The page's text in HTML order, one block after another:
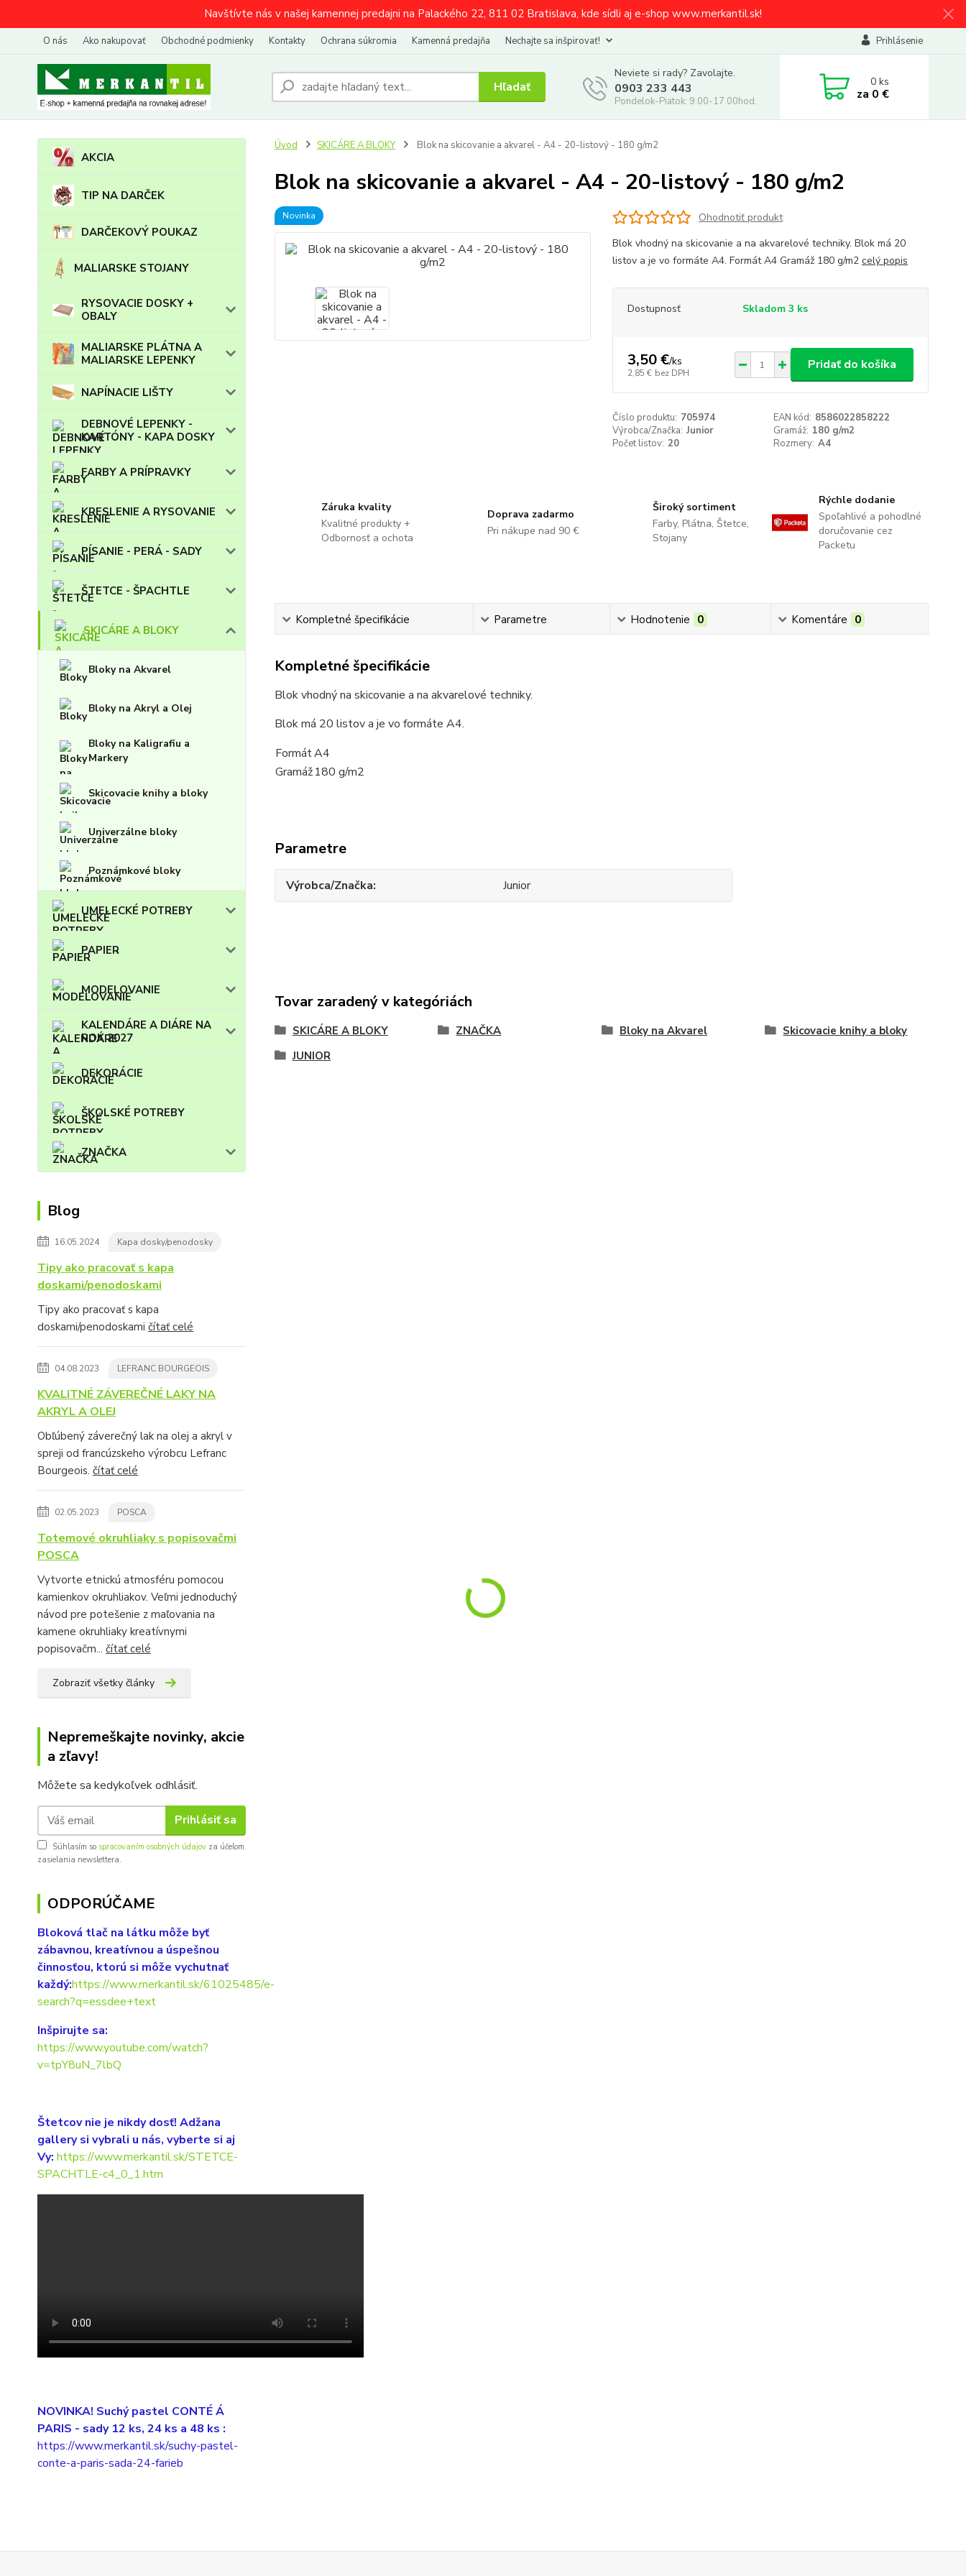
Navštívte nás v našej kamennej predajni na Palackého 22, 811 02 Bratislava, kde sídli aj e-shop www.merkantil.sk!
O nás Ako nakupovať Obchodné podmienky Kontakty Ochrana súkromia Kamenná predajňa Nechajte sa inšpirovať! Prihlásenie
Hľadať
Neviete si rady? Zavolajte.
0903 233 443
Pondelok-Piatok: 9.00-17.00hod.
0ks
za 0 €
AKCIA
TIP NA DARČEK
DARČEKOVÝ POUKAZ
MALIARSKE STOJANY
RYSOVACIE DOSKY +
OBALY
MALIARSKE PLÁTNA A
MALIARSKE LEPENKY
NAPÍNACIE LIŠTY
DEBNOVÉ LEPENKY -
KARTÓNY - KAPA DOSKY
FARBY A PRÍPRAVKY
KRESLENIE A RYSOVANIE
PÍSANIE - PERÁ - SADY
ŠTETCE - ŠPACHTLE
SKICÁRE A BLOKY
Bloky na Akvarel
Bloky na Akryl a Olej
Bloky na Kaligrafiu a
Markery
Skicovacie knihy a bloky
Univerzálne bloky
Poznámkové bloky
UMELECKÉ POTREBY
PAPIER
MODELOVANIE
KALENDÁRE A DIÁRE NA
ROK 2027
DEKORÁCIE
ŠKOLSKÉ POTREBY
ZNAČKA
Blog
16.05.2024 Kapa dosky/penodosky
Tipy ako pracovať s kapa
doskami/penodoskami
Tipy ako pracovať s kapa
doskami/penodoskami čítať celé
04.08.2023 LEFRANC BOURGEOIS
KVALITNÉ ZÁVEREČNÉ LAKY NA
AKRYL A OLEJ
Obľúbený záverečný lak na olej a akryl v
spreji od francúzskeho výrobcu Lefranc
Bourgeois. čítať celé
02.05.2023 POSCA
Totemové okruhliaky s popisovačmi
POSCA
Vytvorte etnickú atmosféru pomocou
kamienkov okruhliakov. Veľmi jednoduchý
návod pre potešenie z maľovania na
kamene okruhliaky kreatívnymi
popisovačm... čítať celé
Zobraziť všetky články
Nepremeškajte novinky, akcie
a zľavy!
Môžete sa kedykoľvek odhlásiť.
Prihlásiť sa
Súhlasím so spracovaním osobných údajov za účelom
zasielania newslettera.
ODPORÚČAME
Bloková tlač na látku môže byť
zábavnou, kreatívnou a úspešnou
činnosťou, ktorú si môže vychutnať
každý:https://www.merkantil.sk/61025485/e-
search?q=essdee+text
Inšpirujte sa:
https://www.youtube.com/watch?
v=tpY8uN_7lbQ
Štetcov nie je nikdy dosť! Adžana
gallery si vybrali u nás, vyberte si aj
Vy: https://www.merkantil.sk/STETCE-
SPACHTLE-c4_0_1.htm
NOVINKA! Suchý pastel CONTÉ Á
PARIS - sady 12 ks, 24 ks a 48 ks :
https://www.merkantil.sk/suchy-pastel-
conte-a-paris-sada-24-farieb
Úvod SKICÁRE A BLOKY Blok na skicovanie a akvarel - A4 - 20-listový - 180 g/m2
Blok na skicovanie a akvarel - A4 - 20-listový - 180 g/m2
Novinka
Ohodnotiť produkt
Blok vhodný na skicovanie a na akvarelové techniky. Blok má 20
listov a je vo formáte A4. Formát A4 Gramáž 180 g/m2 celý popis
Dostupnosť Skladom 3 ks
3,50 €/ks
2,85 € bez DPH
Pridať do košíka
Číslo produktu: 705974 EAN kód: 8586022858222
Výrobca/Značka: Junior Gramáž: 180 g/m2
Počet listov: 20 Rozmery: A4
Záruka kvality
Kvalitné produkty +
Odbornosť a ochota
Doprava zadarmo
Pri nákupe nad 90 €
Široký sortiment
Farby, Plátna, Štetce,
Stojany
Rýchle dodanie
Spoľahlivé a pohodlné
doručovanie cez
Packetu
Kompletné špecifikácie Parametre Hodnotenie 0 Komentáre 0
Kompletné špecifikácie
Blok vhodný na skicovanie a na akvarelové techniky.
Blok má 20 listov a je vo formáte A4.
FormátA4
Gramáž180 g/m2
Parametre
Výrobca/Značka Junior
Tovar zaradený v kategóriách
SKICÁRE A BLOKY ZNAČKA Bloky na Akvarel
Skicovacie knihy a bloky
JUNIOR